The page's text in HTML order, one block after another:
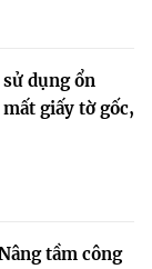
dụng ổn
giấy tờ gốc,
tầm công